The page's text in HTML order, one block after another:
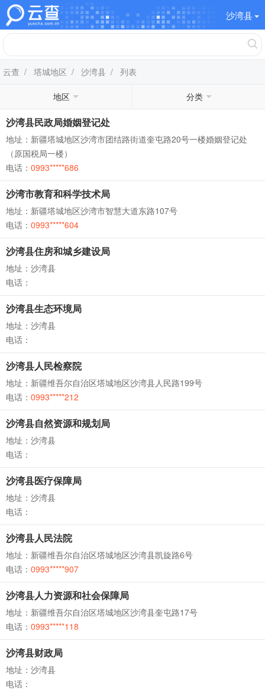
沙湾县
云查 / 塔城地区 / 沙湾县 / 列表
地区 分类
沙湾县民政局婚姻登记处
地址：新疆塔城地区沙湾市团结路街道奎屯路20号一楼婚姻登记处
（原国税局一楼）
电话： 0993*****686
沙湾市教育和科学技术局
地址：新疆塔城地区沙湾市智慧大道东路107号
电话： 0993*****604
沙湾县住房和城乡建设局
地址：沙湾县
电话：
沙湾县生态环境局
地址：沙湾县
电话：
沙湾县人民检察院
地址：新疆维吾尔自治区塔城地区沙湾县人民路199号
电话： 0993*****212
沙湾县自然资源和规划局
地址：沙湾县
电话：
沙湾县医疗保障局
地址：沙湾县
电话：
沙湾县人民法院
地址：新疆维吾尔自治区塔城地区沙湾县凯旋路6号
电话： 0993*****907
沙湾县人力资源和社会保障局
地址：新疆维吾尔自治区塔城地区沙湾县奎屯路17号
电话： 0993*****118
沙湾县财政局
地址：沙湾县
电话：